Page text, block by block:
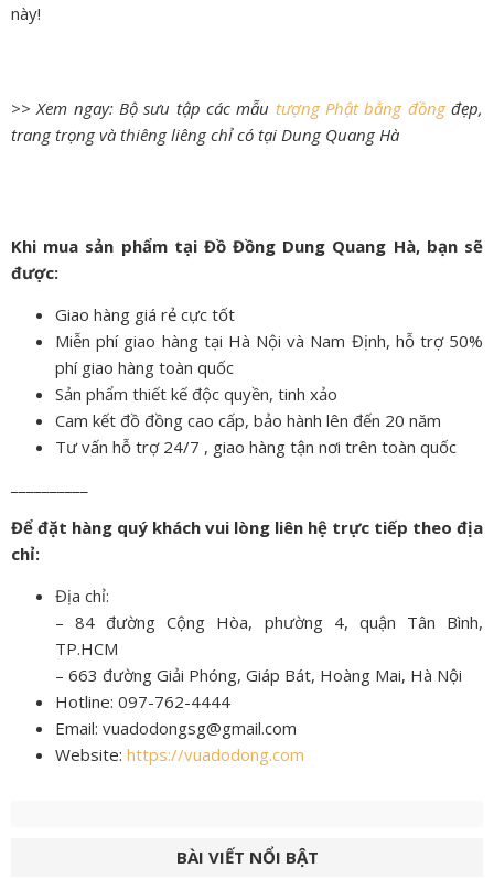
này!
>> Xem ngay: Bộ sưu tập các mẫu tượng Phật bằng đồngđẹp,
trang trọng và thiêng liêng chỉ có tại Dung Quang Hà
Khi mua sản phẩm tại Đồ Đồng Dung Quang Hà, bạn sẽ
được:
Giao hàng giá rẻ cực tốt
Miễn phí giao hàng tại Hà Nội và Nam Định, hỗ trợ 50%
phí giao hàng toàn quốc
Sản phẩm thiết kế độc quyền, tinh xảo
Cam kết đồ đồng cao cấp, bảo hành lên đến 20 năm
Tư vấn hỗ trợ 24/7 , giao hàng tận nơi trên toàn quốc
Để đặt hàng quý khách vui lòng liên hệ trực tiếp theo địa
chỉ:
Địa chỉ:
– 84 đường Cộng Hòa, phường 4, quận Tân Bình,
TP.HCM
– 663 đường Giải Phóng, Giáp Bát, Hoàng Mai, Hà Nội
Hotline: 097-762-4444
Email: vuadodongsg@gmail.com
Website: https://vuadodong.com
BÀI VIẾT NỔI BẬT